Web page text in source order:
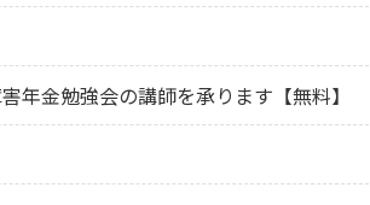
年金勉強会の講師を承ります【無料】